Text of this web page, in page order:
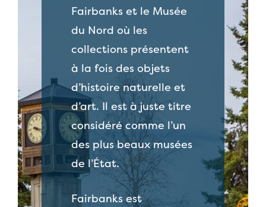
Fairbanks et le Musée
du Nord où les
collections présentent
à la fois des objets
d’histoire naturelle et
d’art. Il est à juste titre
considéré comme l’un
des plus beaux musées
de l’État.
Fairbanks est